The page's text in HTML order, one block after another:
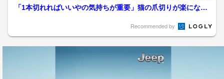
コ号』で「くじ」が爆売...
「1本切れればいいやの気持ちが重要」猫の爪切りが楽になる
Recommended by